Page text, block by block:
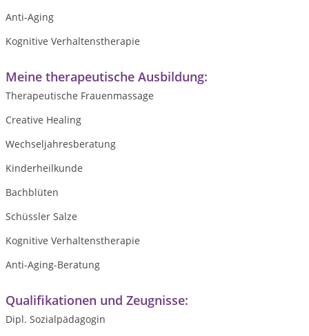
Anti-Aging
Kognitive Verhaltenstherapie
Meine therapeutische Ausbildung:
Therapeutische Frauenmassage
Creative Healing
Wechseljahresberatung
Kinderheilkunde
Bachblüten
Schüssler Salze
Kognitive Verhaltenstherapie
Anti-Aging-Beratung
Qualifikationen und Zeugnisse:
Dipl. Sozialpädagogin